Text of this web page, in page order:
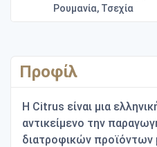
Ρουμανία, Τσεχία
Προφίλ
Η Citrus είναι μια
αντικείμενο την
διατροφικών